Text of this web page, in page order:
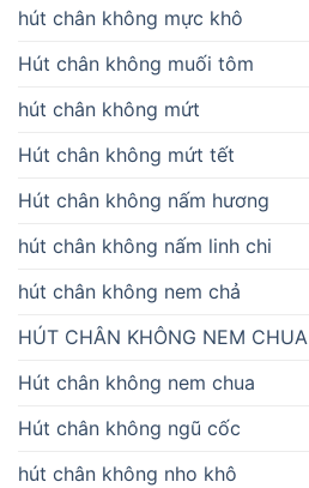
hút chân không mực khô
Hút chân không muối tôm
hút chân không mứt
Hút chân không mứt tết
Hút chân không nấm hương
hút chân không nấm linh chi
hút chân không nem chả
HÚT CHÂN KHÔNG NEM CHUA
Hút chân không nem chua
Hút chân không ngũ cốc
hút chân không nho khô